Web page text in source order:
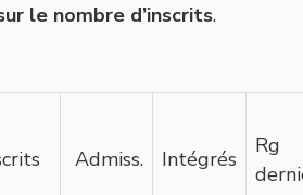
le nombre d’inscrits.
Admiss. Intégrés
Rg